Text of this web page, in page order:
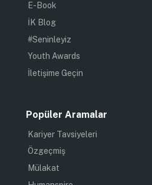
E-Book
İK Blog
#Seninleyiz
Youth Awards
İletişime Geçin
Popüler Aramalar
Kariyer Tavsiyeleri
Özgeçmiş
Mülakat